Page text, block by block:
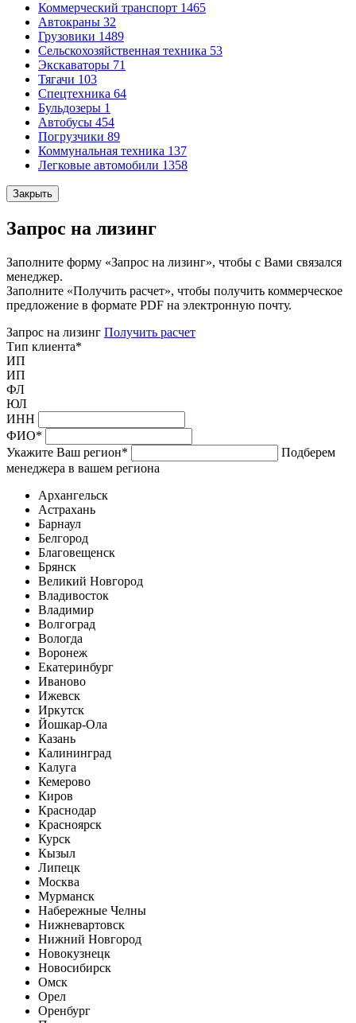
Коммерческий транспорт 1465
Автокраны 32
Грузовики 1489
Сельскохозяйственная техника 53
Экскаваторы 71
Тягачи 103
Спецтехника 64
Бульдозеры 1
Автобусы 454
Погрузчики 89
Коммунальная техника 137
Легковые автомобили 1358
Закрыть
Запрос на лизинг
Заполните форму «Запрос на лизинг», чтобы с Вами связался
менеджер.
Заполните «Получить расчет», чтобы получить коммерческое
предложение в формате PDF на электронную почту.
Запрос на лизинг Получить расчет
Тип клиента*
ИП
ИП
ФЛ
ЮЛ
ИНН
ФИО*
Укажите Ваш регион*
Подберем
менеджера в вашем региона
Архангельск
Астрахань
Барнаул
Белгород
Благовещенск
Брянск
Великий Новгород
Владивосток
Владимир
Волгоград
Вологда
Воронеж
Екатеринбург
Иваново
Ижевск
Иркутск
Йошкар-Ола
Казань
Калининград
Калуга
Кемерово
Киров
Краснодар
Красноярск
Курск
Кызыл
Липецк
Москва
Мурманск
Набережные Челны
Нижневартовск
Нижний Новгород
Новокузнецк
Новосибирск
Омск
Орел
Оренбург